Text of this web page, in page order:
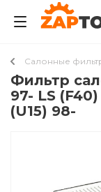
Салонные
Фильтр
97- LS
(U15) 98-